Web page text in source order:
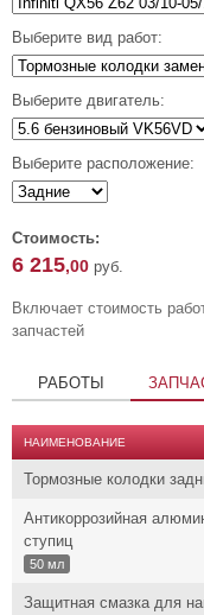
Выберите вид работ:
Выберите двигатель:
Выберите расположение:
Стоимость:
6 215,00 руб.
Включает стоимость
запчастей
РАБОТЫ
НАИМЕНОВАНИЕ
Тормозные колодки
Антикоррозийная
ступиц
50 мл
Защитная смазка для